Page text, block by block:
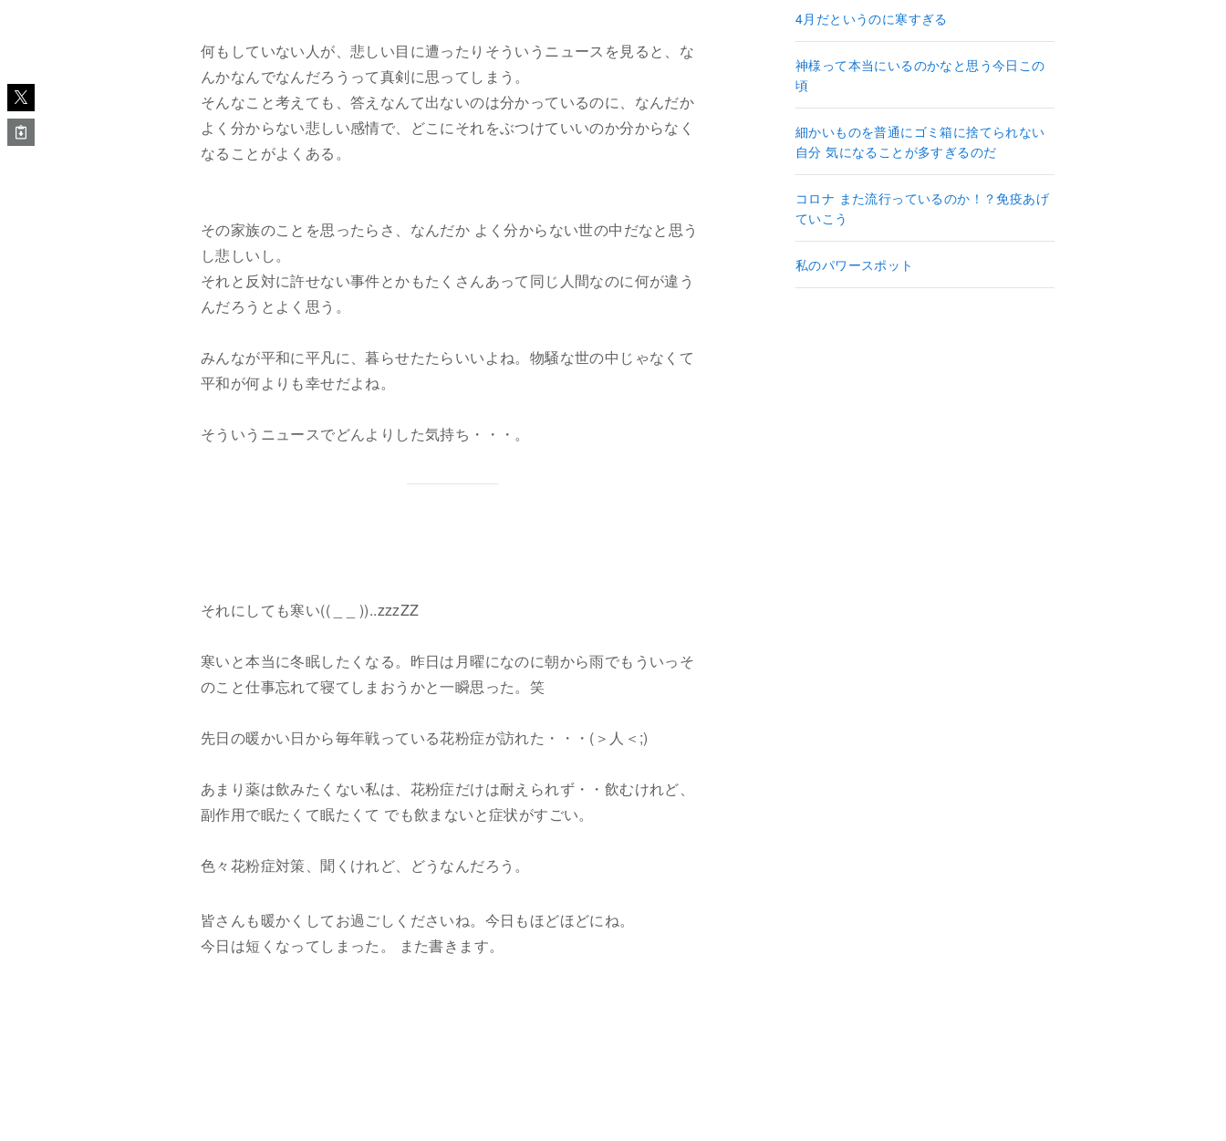
何もしていない人が、悲しい目に遭ったりそういうニュースを見ると、な
んかなんでなんだろうって真剣に思ってしまう。
そんなこと考えても、答えなんて出ないのは分かっているのに、なんだか
よく分からない悲しい感情で、どこにそれをぶつけていいのか分からなく
なることがよくある。
その家族のことを思ったらさ、なんだか よく分からない世の中だなと思う
し悲しいし。
それと反対に許せない事件とかもたくさんあって同じ人間なのに何が違う
んだろうとよく思う。
みんなが平和に平凡に、暮らせたたらいいよね。物騒な世の中じゃなくて
平和が何よりも幸せだよね。
そういうニュースでどんよりした気持ち・・・。
それにしても寒い(( _ _ ))..zzzZZ
寒いと本当に冬眠したくなる。昨日は月曜になのに朝から雨でもういっそ
のこと仕事忘れて寝てしまおうかと一瞬思った。笑
先日の暖かい日から毎年戦っている花粉症が訪れた・・・(＞人＜;)
あまり薬は飲みたくない私は、花粉症だけは耐えられず・・飲むけれど、
副作用で眠たくて眠たくて でも飲まないと症状がすごい。
色々花粉症対策、聞くけれど、どうなんだろう。
皆さんも暖かくしてお過ごしくださいね。今日もほどほどにね。
今日は短くなってしまった。 また書きます。
4月だというのに寒すぎる
神様って本当にいるのかなと思う今日この
頃
細かいものを普通にゴミ箱に捨てられない
自分 気になることが多すぎるのだ
コロナ また流行っているのか！？免疫あげ
ていこう
私のパワースポット